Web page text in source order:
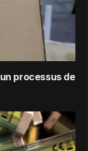
processus de